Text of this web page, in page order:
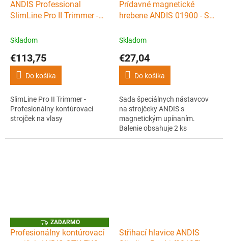
ANDIS Professional
SlimLine Pro II Trimmer -
strojček na vlasy
Skladom
€113,75
Do košíka
SlimLine Pro II Trimmer -
Profesionálny kontúrovací
strojček na vlasy
Prídavné magnetické
hrebene ANDIS 01900 - Set
Skladom
€27,04
Do košíka
Sada špeciálnych nástavcov
na strojčeky ANDIS s
magnetickým upínaním.
Balenie obsahuje 2 ks
hrebeňových nástavcov s
Z
A
D
ZADARMO
Profesionálny kontúrovací
Střihací hlavice ANDIS